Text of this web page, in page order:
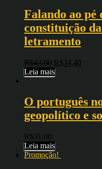
Falando ao pé
constituição
letramento
R$43,00 R$34,40
Leia mais
O português
geopolítico e
R$31,00
Leia mais
Promoção!